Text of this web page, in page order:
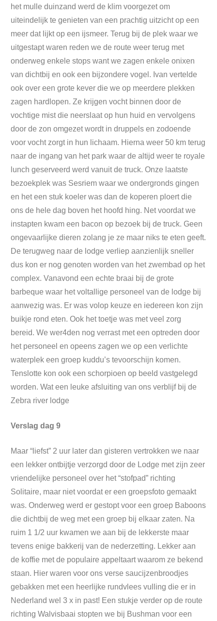
het mulle duinzand werd de klim voorgezet om
uiteindelijk te genieten van een prachtig uitzicht op een
meer dat lijkt op een ijsmeer. Terug bij de plek waar we
uitgestapt waren reden we de route weer terug met
onderweg enkele stops want we zagen enkele onixen
van dichtbij en ook een bijzondere vogel. Ivan vertelde
ook over een grote kever die we op meerdere plekken
zagen hardlopen. Ze krijgen vocht binnen door de
vochtige mist die neerslaat op hun huid en vervolgens
door de zon omgezet wordt in druppels en zodoende
voor vocht zorgt in hun lichaam. Hierna weer 50 km terug
naar de ingang van het park waar de altijd weer te royale
lunch geserveerd werd vanuit de truck. Onze laatste
bezoekplek was Sesriem waar we ondergronds gingen
en het een stuk koeler was dan de koperen ploert die
ons de hele dag boven het hoofd hing. Net voordat we
instapten kwam een bacon op bezoek bij de truck. Geen
ongevaarlijke dieren zolang je ze maar niks te eten geeft.
De terugweg naar de lodge verliep aanzienlijk sneller
dus kon er nog genoten worden van het zwembad op het
complex. Vanavond een echte braai bij de grote
barbeque waar het voltallige personeel van de lodge bij
aanwezig was. Er was volop keuze en iedereen kon zijn
buikje rond eten. Ook het toetje was met veel zorg
bereid. We wer4den nog verrast met een optreden door
het personeel en opeens zagen we op een verlichte
waterplek een groep kuddu’s tevoorschijn komen.
Tenslotte kon ook een schorpioen op beeld vastgelegd
worden. Wat een leuke afsluiting van ons verblijf bij de
Zebra river lodge
Verslag dag 9
Maar “liefst” 2 uur later dan gisteren vertrokken we naar
een lekker ontbijtje verzorgd door de Lodge met zijn zeer
vriendelijke personeel over het “stofpad” richting
Solitaire, maar niet voordat er een groepsfoto gemaakt
was. Onderweg werd er gestopt voor een groep Baboons
die dichtbij de weg met een groep bij elkaar zaten. Na
ruim 1 1/2 uur kwamen we aan bij de lekkerste maar
tevens enige bakkerij van de nederzetting. Lekker aan
de koffie met de populaire appeltaart waarom ze bekend
staan. Hier waren voor ons verse saucijzenbroodjes
gebakken met een heerlijke rundvlees vulling die er in
Nederland wel 3 x in past! Een stukje verder op de route
richting Walvisbaai stopten we bij Bushman voor een